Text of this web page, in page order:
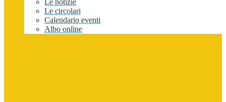
Le notizie
Le circolari
Calendario eventi
Albo online